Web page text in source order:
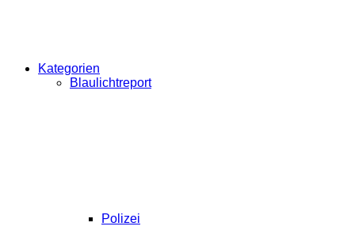
Kategorien
Blaulichtreport
Polizei